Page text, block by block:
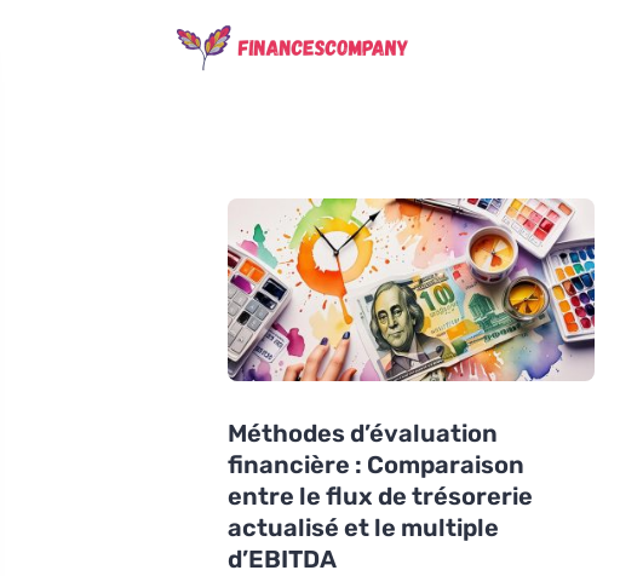
Méthodes d’évaluation
financière : Comparaison
entre le flux de trésorerie
actualisé et le multiple
d’EBITDA